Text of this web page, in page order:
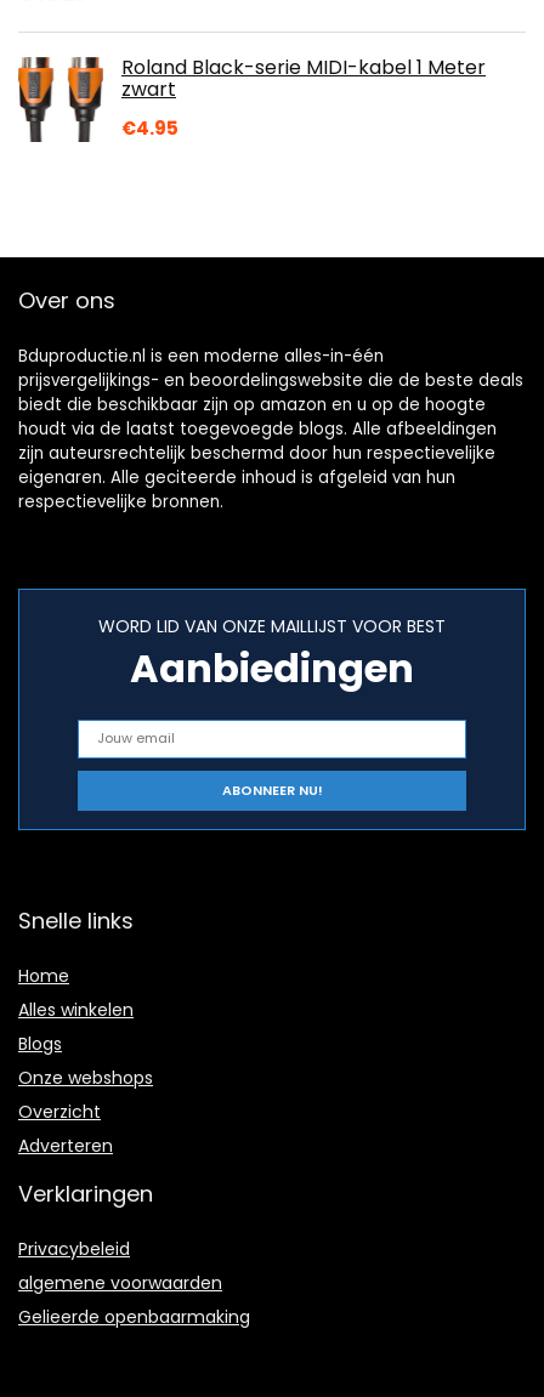
Roland Black-serie MIDI-kabel 1 Meter
zwart
€4.95
Over ons
Bduproductie.nl is een moderne alles-in-één
prijsvergelijkings- en beoordelingswebsite die de beste deals
biedt die beschikbaar zijn op amazon en u op de hoogte
houdt via de laatst toegevoegde blogs. Alle afbeeldingen
zijn auteursrechtelijk beschermd door hun respectievelijke
eigenaren. Alle geciteerde inhoud is afgeleid van hun
respectievelijke bronnen.
WORD LID VAN ONZE MAILLIJST VOOR BEST
Aanbiedingen
Snelle links
Home
Alles winkelen
Blogs
Onze webshops
Overzicht
Adverteren
Verklaringen
Privacybeleid
algemene voorwaarden
Gelieerde openbaarmaking